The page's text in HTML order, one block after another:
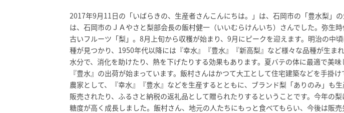
2017年9月11日の「いばらきの、生産者さんこんにちは。」は、石岡市の「豊水梨」
は、石岡市のＪＡやさと梨部会長の飯村健一（いいむらけんいち）さんでした。弥生
古いフルーツ「梨」。8月上旬から収穫が始まり、9月にピークを迎えます。明治の中
種が見つかり、1950年代以降には『幸水』『豊水』『新高梨』など様々な品種が生ま
水分で、消化を助けたり、熱を下げたりする効果もあります。夏バテの体に最適で美
『豊水』の出荷が始まっています。飯村さんはかつて大工として住宅建築などを手掛
農家として、『幸水』『豊水』などを生産するとともに、ブランド梨「ありのみ」も
販売されたり、ふるさと納税の返礼品として贈られたりするということです。今年の
糖度が高く成長しました。飯村さん、地元の人たちにもっと食べてもらい、今後は販